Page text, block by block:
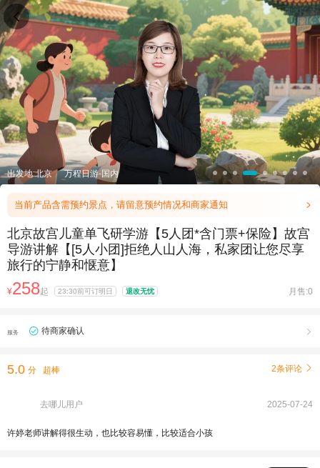
出发地:北京 万程日游-国内
当前产品含需预约景点，请留意预约情况和商家通知 
北京故宫儿童单飞研学游【5人团*含门票+保险】故宫
导游讲解【[5人小团]拒绝人山人海，私家团让您尽享
旅行的宁静和惬意】
¥258起 23:30前可订明日 退改无忧 月售:0
服务 待商家确认 
5.0 分 超棒 2条评论 
去哪儿用户 2025-07-24
许婷老师讲解得很生动，也比较容易懂，比较适合小孩
